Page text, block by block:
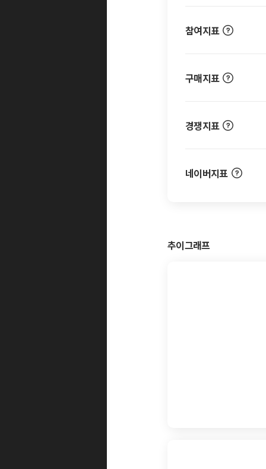
참여지표
구매지표
경쟁지표
네이버지표
추이그래프